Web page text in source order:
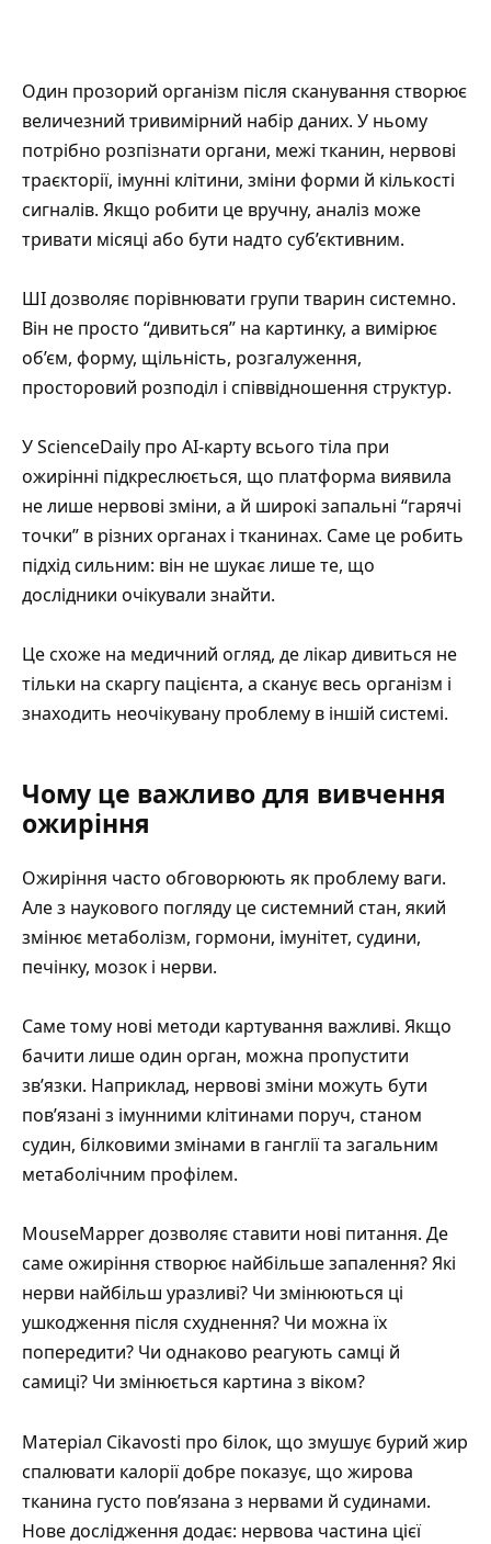
Один прозорий організм після сканування створює
величезний тривимірний набір даних. У ньому
потрібно розпізнати органи, межі тканин, нервові
траєкторії, імунні клітини, зміни форми й кількості
сигналів. Якщо робити це вручну, аналіз може
тривати місяці або бути надто суб’єктивним.
ШІ дозволяє порівнювати групи тварин системно.
Він не просто “дивиться” на картинку, а вимірює
об’єм, форму, щільність, розгалуження,
просторовий розподіл і співвідношення структур.
У ScienceDaily про AI-карту всього тіла при
ожирінні підкреслюється, що платформа виявила
не лише нервові зміни, а й широкі запальні “гарячі
точки” в різних органах і тканинах. Саме це робить
підхід сильним: він не шукає лише те, що
дослідники очікували знайти.
Це схоже на медичний огляд, де лікар дивиться не
тільки на скаргу пацієнта, а сканує весь організм і
знаходить неочікувану проблему в іншій системі.
Чому це важливо для вивчення
ожиріння
Ожиріння часто обговорюють як проблему ваги.
Але з наукового погляду це системний стан, який
змінює метаболізм, гормони, імунітет, судини,
печінку, мозок і нерви.
Саме тому нові методи картування важливі. Якщо
бачити лише один орган, можна пропустити
зв’язки. Наприклад, нервові зміни можуть бути
пов’язані з імунними клітинами поруч, станом
судин, білковими змінами в ганглії та загальним
метаболічним профілем.
MouseMapper дозволяє ставити нові питання. Де
саме ожиріння створює найбільше запалення? Які
нерви найбільш уразливі? Чи змінюються ці
ушкодження після схуднення? Чи можна їх
попередити? Чи однаково реагують самці й
самиці? Чи змінюється картина з віком?
Матеріал Cikavosti про білок, що змушує бурий жир
спалювати калоріїдобре показує, що жирова
тканина густо пов’язана з нервами й судинами.
Нове дослідження додає: нервова частина цієї